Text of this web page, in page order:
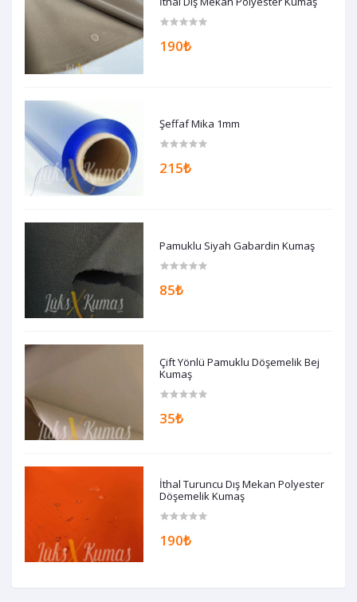
190₺
Şeffaf Mika 1mm
215₺
Pamuklu Siyah Gabardin Kumaş
85₺
Çift Yönlü Pamuklu Döşemelik Bej
Kumaş
35₺
İthal Turuncu Dış Mekan Polyester
Döşemelik Kumaş
190₺